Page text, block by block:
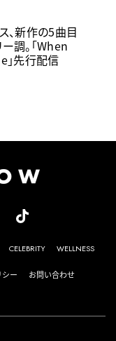
、新作の5曲目
調。「When
」先行配信
CELEBRITY
WELLNESS
ー
お問い合わせ